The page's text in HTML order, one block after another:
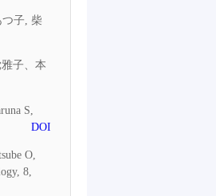
子, 柴
子、本
S,
DOI
O,
8,